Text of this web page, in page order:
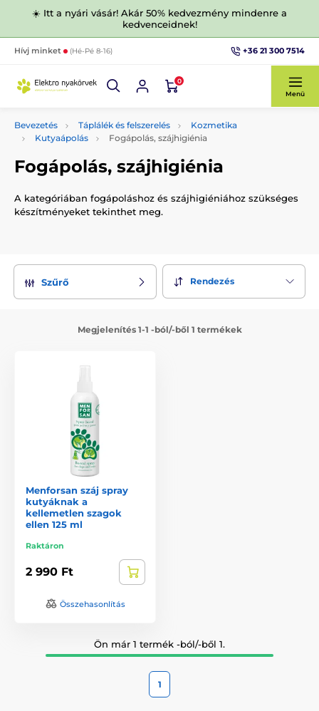
☀️ Itt a nyári vásár! Akár 50% kedvezmény mindenre a
kedvenceidnek!
Hívj minket (Hé-Pé 8-16) +36 21 300 7514
0
Menü
Bevezetés Táplálék és felszerelés
Kozmetika
Kutyaápolás
Fogápolás, szájhigiénia
Fogápolás, szájhigiénia
A kategóriában fogápoláshoz és szájhigiéniához szükséges
készítményeket tekinthet meg.
Szűrő Rendezés
Megjelenítés 1-1 -ból/-ből 1 termékek
Menforsan száj spray
kutyáknak a
kellemetlen szagok
ellen 125 ml
Raktáron
2 990 Ft
Összehasonlítás
Ön már 1 termék -ból/-ből 1.
1